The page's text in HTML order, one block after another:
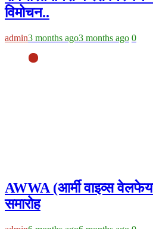
विमोचन..
admin3 months ago3 months ago 0
AWWA (आर्मी वाइव्स
समारोह